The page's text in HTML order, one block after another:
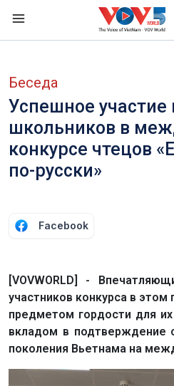
Беседа
Успешное участие
школьников в
конкурсе чтецов
по-русски»
Facebook
[VOVWORLD] -
участников конкурса в этом
предметом гордости для
вкладом в подтверждение
поколения Вьетнама на